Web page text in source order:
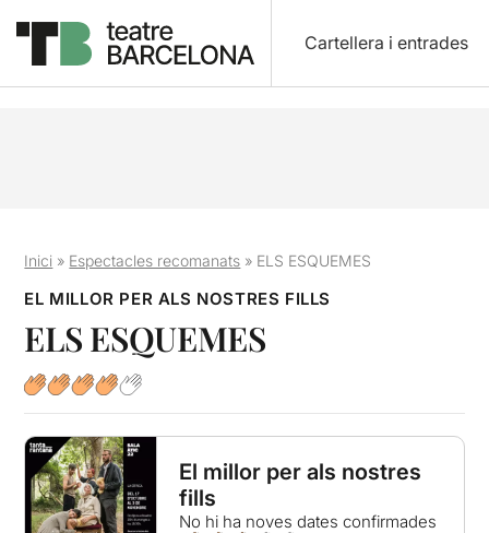
Cartellera i entrades
Inici » Espectacles recomanats » ELS ESQUEMES
EL MILLOR PER ALS NOSTRES FILLS
ELS ESQUEMES
El millor per als nostres
fills
No hi ha noves dates confirmades